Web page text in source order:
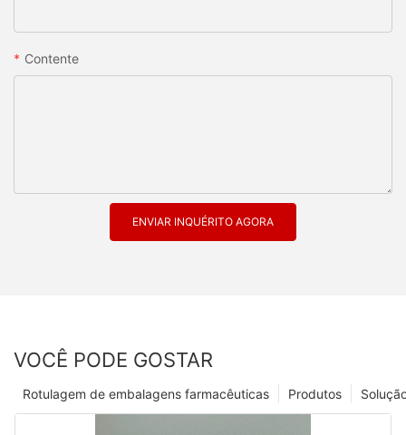
Contente
ENVIAR INQUÉRITO AGORA
VOCÊ PODE GOSTAR
Produtos
Rotulagem de embalagens farmacêuticas